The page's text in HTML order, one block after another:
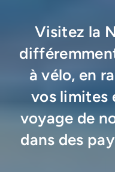
Visitez la
à vélo, en
vos limites
voyage de
dans des